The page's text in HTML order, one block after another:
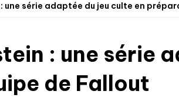
une série adaptée du jeu culte en
: une série
de Fallout